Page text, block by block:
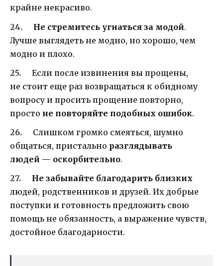
крайне некрасиво.
Не стремитесь угнаться за модой.
Лучше выглядеть не модно, но хорошо, чем
модно и плохо.
Если после извинения вы прощены,
не стоит еще раз возвращаться к обидному
вопросу и просить прощение повторно,
просто не повторяйте подобных ошибок.
Слишком громко смеяться, шумно
общаться, пристально разглядывать
людей — оскорбительно.
Не забывайте благодарить близких
людей, родственников и друзей. Их добрые
поступки и готовность предложить свою
помощь не обязанность, а выражение чувств,
достойное благодарности.